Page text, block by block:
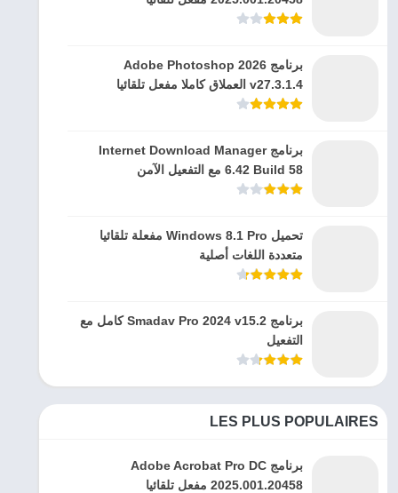
برنامج Adobe Photoshop 2026
v27.3.1.4 العملاق كاملا مفعل تلقائيا
برنامج Internet Download Manager
6.42 Build 58 مع التفعيل الآمن
تحميل Windows 8.1 Pro مفعلة تلقائيا
متعددة اللغات أصلية
برنامج Smadav Pro 2024 v15.2 كامل مع
التفعيل
LES PLUS POPULAIRES
برنامج Adobe Acrobat Pro DC
2025.001.20458 مفعل تلقائيا